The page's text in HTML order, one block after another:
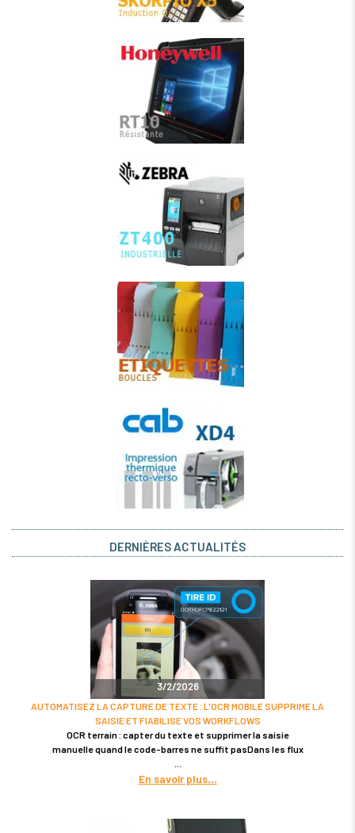
DERNIÈRES ACTUALITÉS
3/2/2026
AUTOMATISEZ LA CAPTURE DE TEXTE : L'OCR MOBILE SUPPRIME LA
SAISIE ET FIABILISE VOS WORKFLOWS
OCR terrain : capter du texte et supprimer la saisie
manuelle quand le code-barres ne suffit pasDans les flux
En savoir plus